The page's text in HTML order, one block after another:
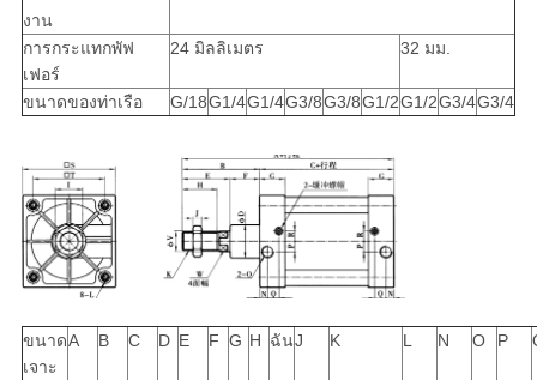
งาน
การกระแทกพัฟ
เฟอร์
24 มิลลิเมตร 32 มม.
ขนาดของท่าเรือ G/18G1/4G1/4G3/8G3/8G1/2G1/2G3/4G3/4
ขนาด
เจาะ
A B C D E F G H ฉันJ K L N O P